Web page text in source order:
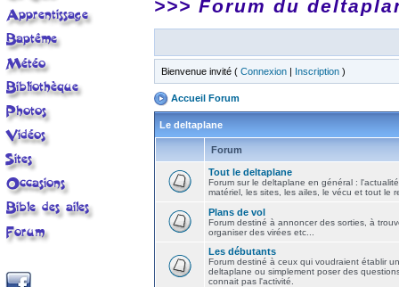
>>> Forum du
Bienvenue invité ( Connexion | Inscription )
Accueil Forum
Le deltaplane
Forum
Tout le deltaplane
Forum sur le deltaplane en général :
matériel, les sites, les ailes, le vécu et tout le
Plans de vol
Forum destiné à annoncer des sorties, à
organiser des virées etc...
Les débutants
Forum destiné à ceux qui voudraient établir
deltaplane ou simplement poser des
connait pas l'activité.